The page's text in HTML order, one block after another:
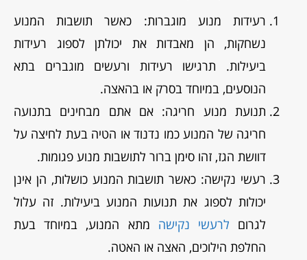
רעידות מנוע מוגברות: כאשר תושבות המנוע
נשחקות, הן מאבדות את יכולתן לספוג רעידות
ביעילות. תרגישו רעידות ורעשים מוגברים בתא
הנוסעים, במיוחד בסרק או בהאצה.
תנועת מנוע חריגה: אם אתם מבחינים בתנועה
חריגה של המנוע כמו נדנוד או הטיה בעת לחיצה על
דוושת הגז, זהו סימן ברור לתושבות מנוע פגומות.
רעשי נקישה: כאשר תושבות המנוע כושלות, הן אינן
יכולות לספוג את תנועות המנוע ביעילות. זה עלול
לגרום לרעשי נקישה מתא המנוע, במיוחד בעת
החלפת הילוכים, האצה או האטה.